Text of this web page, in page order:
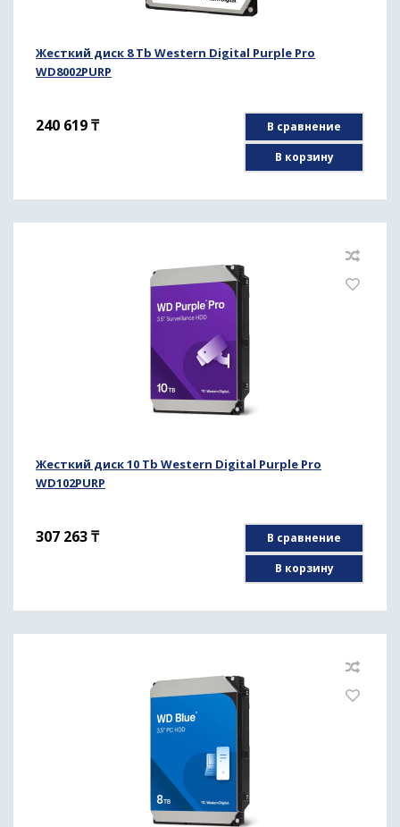
Жесткий диск 8 Tb Western Digital Purple Pro
WD8002PURP
240 619₸
В сравнение
В корзину
Жесткий диск 10 Tb Western Digital Purple Pro
WD102PURP
307 263₸
В сравнение
В корзину